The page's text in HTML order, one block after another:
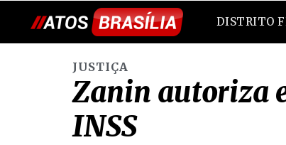
DISTRITO
JUSTIÇA
Zanin autoriza
INSS